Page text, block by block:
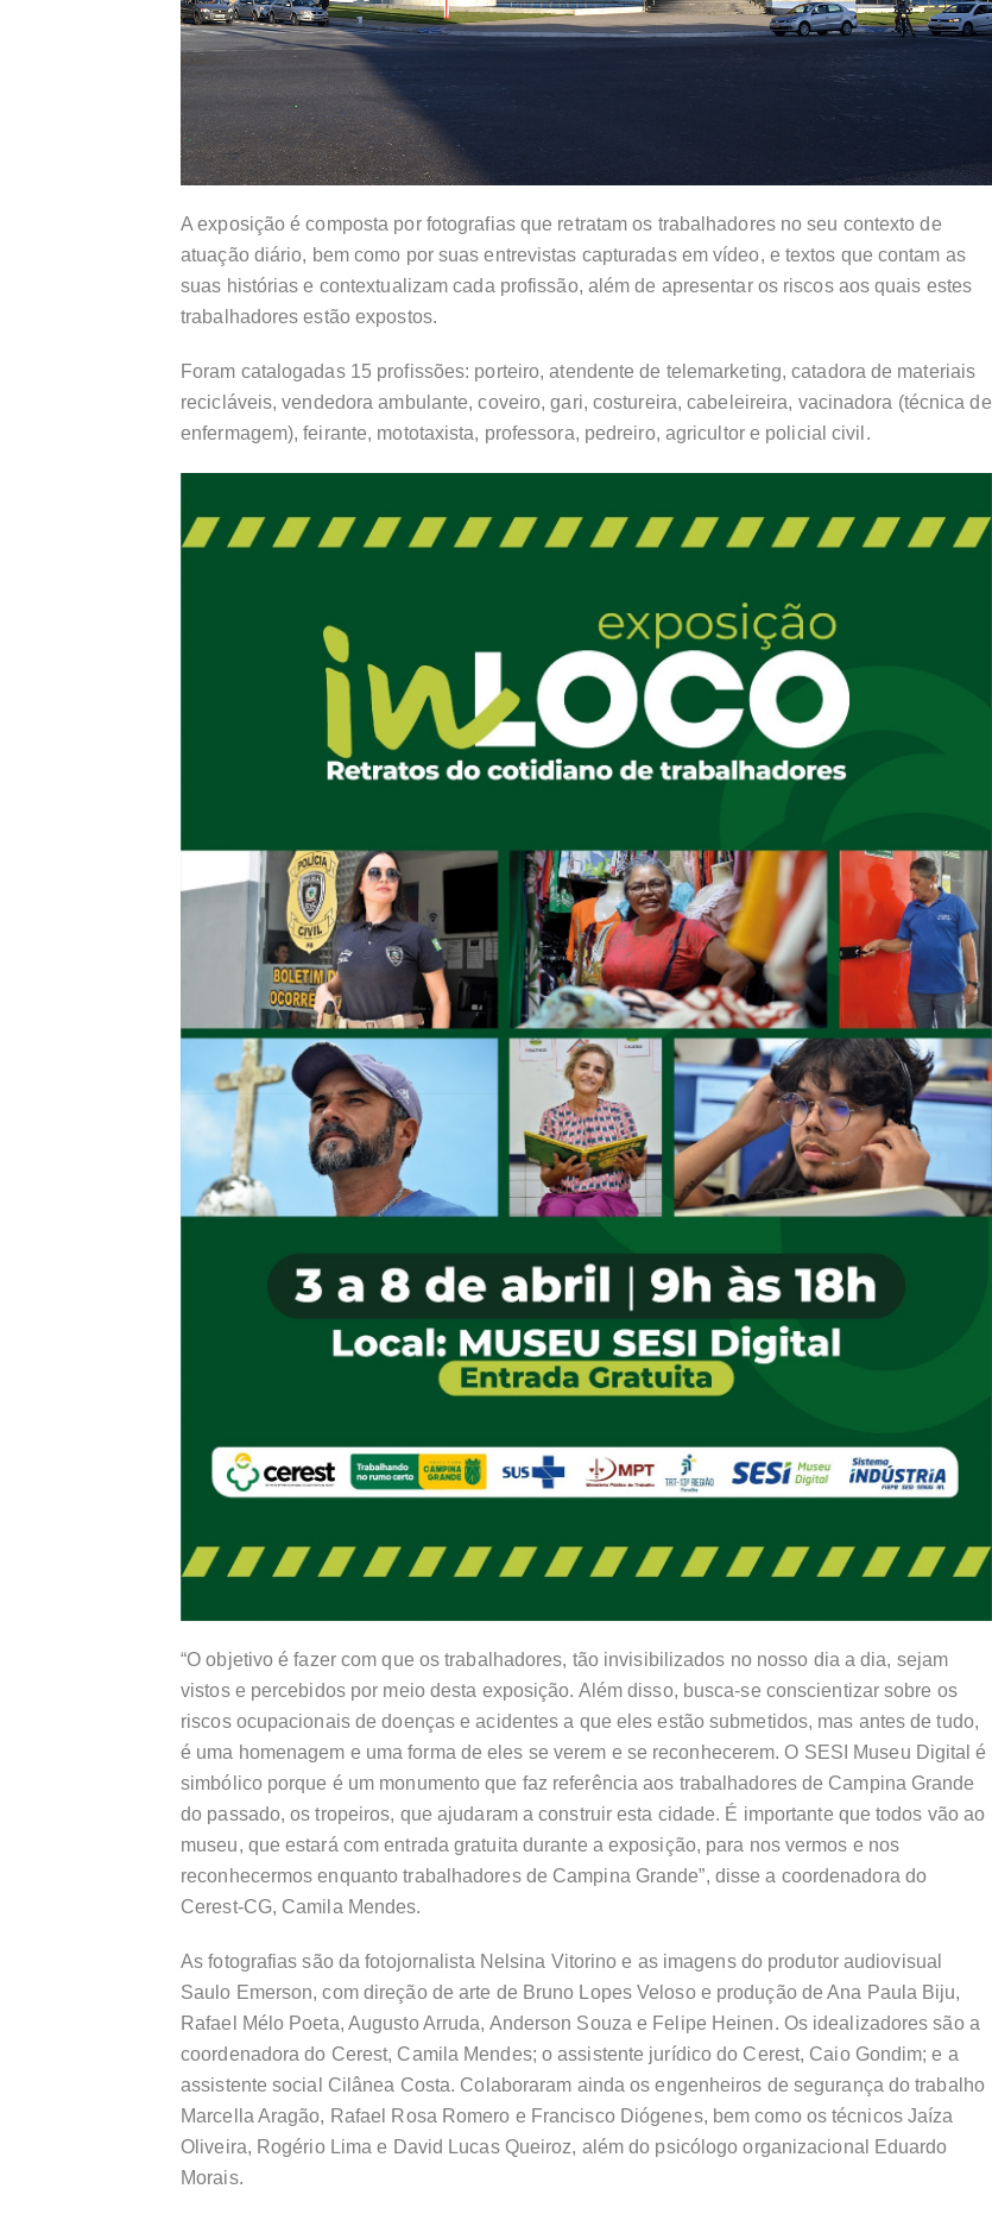
A exposição é composta por fotografias que retratam os trabalhadores no seu contexto de
atuação diário, bem como por suas entrevistas capturadas em vídeo, e textos que contam as
suas histórias e contextualizam cada profissão, além de apresentar os riscos aos quais estes
trabalhadores estão expostos.
Foram catalogadas 15 profissões: porteiro, atendente de telemarketing, catadora de materiais
recicláveis, vendedora ambulante, coveiro, gari, costureira, cabeleireira, vacinadora (técnica de
enfermagem), feirante, mototaxista, professora, pedreiro, agricultor e policial civil.
“O objetivo é fazer com que os trabalhadores, tão invisibilizados no nosso dia a dia, sejam
vistos e percebidos por meio desta exposição. Além disso, busca-se conscientizar sobre os
riscos ocupacionais de doenças e acidentes a que eles estão submetidos, mas antes de tudo,
é uma homenagem e uma forma de eles se verem e se reconhecerem. O SESI Museu Digital é
simbólico porque é um monumento que faz referência aos trabalhadores de Campina Grande
do passado, os tropeiros, que ajudaram a construir esta cidade. É importante que todos vão ao
museu, que estará com entrada gratuita durante a exposição, para nos vermos e nos
reconhecermos enquanto trabalhadores de Campina Grande”, disse a coordenadora do
Cerest-CG, Camila Mendes.
As fotografias são da fotojornalista Nelsina Vitorino e as imagens do produtor audiovisual
Saulo Emerson, com direção de arte de Bruno Lopes Veloso e produção de Ana Paula Biju,
Rafael Mélo Poeta, Augusto Arruda, Anderson Souza e Felipe Heinen. Os idealizadores são a
coordenadora do Cerest, Camila Mendes; o assistente jurídico do Cerest, Caio Gondim; e a
assistente social Cilânea Costa. Colaboraram ainda os engenheiros de segurança do trabalho
Marcella Aragão, Rafael Rosa Romero e Francisco Diógenes, bem como os técnicos Jaíza
Oliveira, Rogério Lima e David Lucas Queiroz, além do psicólogo organizacional Eduardo
Morais.